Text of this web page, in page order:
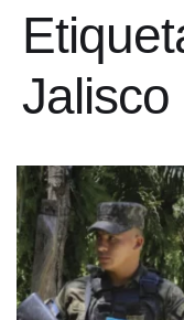
Jalisco